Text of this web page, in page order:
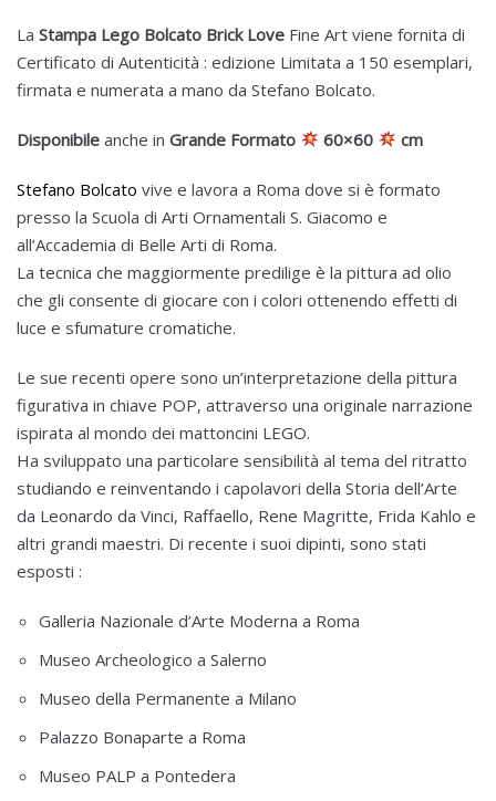
La Stampa Lego Bolcato Brick Love Fine Art viene fornita di
Certificato di Autenticità : edizione Limitata a 150 esemplari,
firmata e numerata a mano da Stefano Bolcato.
Disponibile anche in Grande Formato 60×60 cm
Stefano Bolcato vive e lavora a Roma dove si è formato
presso la Scuola di Arti Ornamentali S. Giacomo e
all’Accademia di Belle Arti di Roma.
La tecnica che maggiormente predilige è la pittura ad olio
che gli consente di giocare con i colori ottenendo effetti di
luce e sfumature cromatiche.
Le sue recenti opere sono un’interpretazione della pittura
figurativa in chiave POP, attraverso una originale narrazione
ispirata al mondo dei mattoncini LEGO.
Ha sviluppato una particolare sensibilità al tema del ritratto
studiando e reinventando i capolavori della Storia dell’Arte
da Leonardo da Vinci, Raffaello, Rene Magritte, Frida Kahlo e
altri grandi maestri. Di recente i suoi dipinti, sono stati
esposti :
Galleria Nazionale d’Arte Moderna a Roma
Museo Archeologico a Salerno
Museo della Permanente a Milano
Palazzo Bonaparte a Roma
Museo PALP a Pontedera